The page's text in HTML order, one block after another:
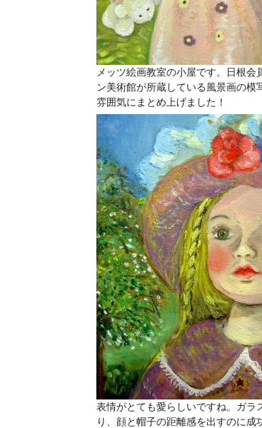
メッツ絵画教室の小屋です。日根
ン美術館が所蔵している風景画の
雰囲気にまとめ上げました！
表情がとても愛らしいですね。ガラ
り、顔と帽子の距離感を出すのに